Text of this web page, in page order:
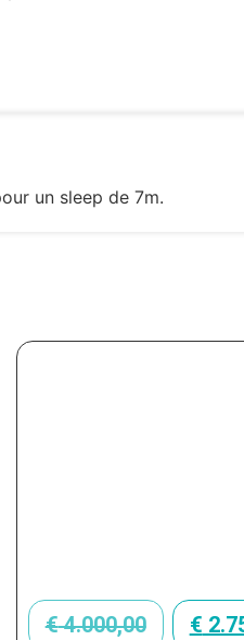
un sleep de 7m.
€4.000,00 €